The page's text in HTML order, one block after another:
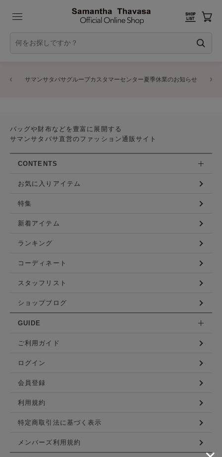
サマンサタバサグループカスタマーセンター夏季休業のお知らせ
バッグや財布などを豊富に展開する
サマンサタバサ直営のファッション通販サイト
CONTENTS
お気に入りアイテム
特集
新着アイテム
ランキング
コーディネート
スタッフリスト
ショップブログ
GUIDE
ご利用ガイド
ログイン
会員登録
利用規約
特定商取引法に基づく表示
メンバーズ利用規約